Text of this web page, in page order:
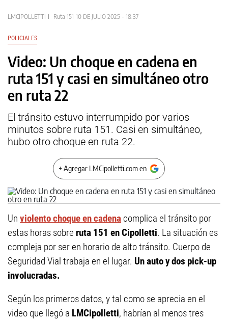
LMCIPOLLETTI Ruta 151 10 DE JULIO 2025 - 18:37
POLICIALES
Video: Un choque en cadena en
ruta 151 y casi en simultáneo otro
en ruta 22
El tránsito estuvo interrumpido por varios
minutos sobre ruta 151. Casi en simultáneo,
hubo otro choque en ruta 22.
+ Agregar LMCipolletti.com en
Un violento choque en cadena complica el tránsito por
estas horas sobre ruta 151 en Cipolletti. La situación es
compleja por ser en horario de alto tránsito. Cuerpo de
Seguridad Vial trabaja en el lugar. Un auto y dos pick-up
involucradas.
Según los primeros datos, y tal como se aprecia en el
video que llegó a LMCipolletti, habrían al menos tres